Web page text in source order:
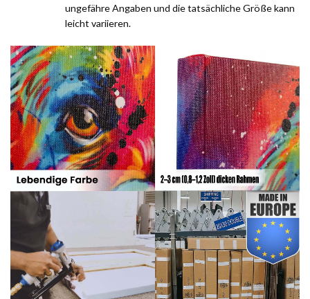
ungefähre Angaben und die tatsächliche Größe kann
leicht variieren.